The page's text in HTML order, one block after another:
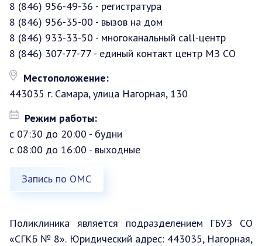
8 (846) 956-49-36 - регистратура
8 (846) 956-35-00 - вызов на дом
8 (846) 933-33-50 - многоканальный call-центр
8 (846) 307-77-77 - единый контакт центр МЗ СО
Местоположение:
443035 г. Самара, улица Нагорная, 130
Режим работы:
с 07:30 до 20:00 - будни
с 08:00 до 16:00 - выходные
Запись по ОМС
Поликлиника является подразделением ГБУЗ СО
«СГКБ № 8». Юридический адрес: 443035, Нагорная,